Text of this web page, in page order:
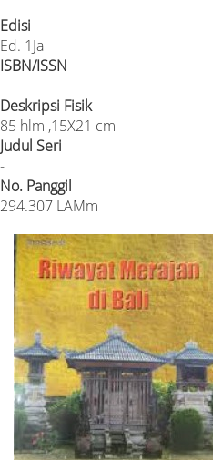
Edisi
Ed. 1Ja
ISBN/ISSN
-
Deskripsi Fisik
85 hlm ,15X21 cm
Judul Seri
-
No. Panggil
294.307 LAMm